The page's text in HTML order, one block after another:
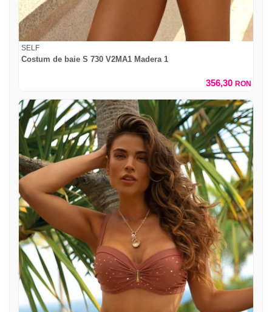
SELF
Costum de baie S 730 V2MA1 Madera 1
356,30 RON